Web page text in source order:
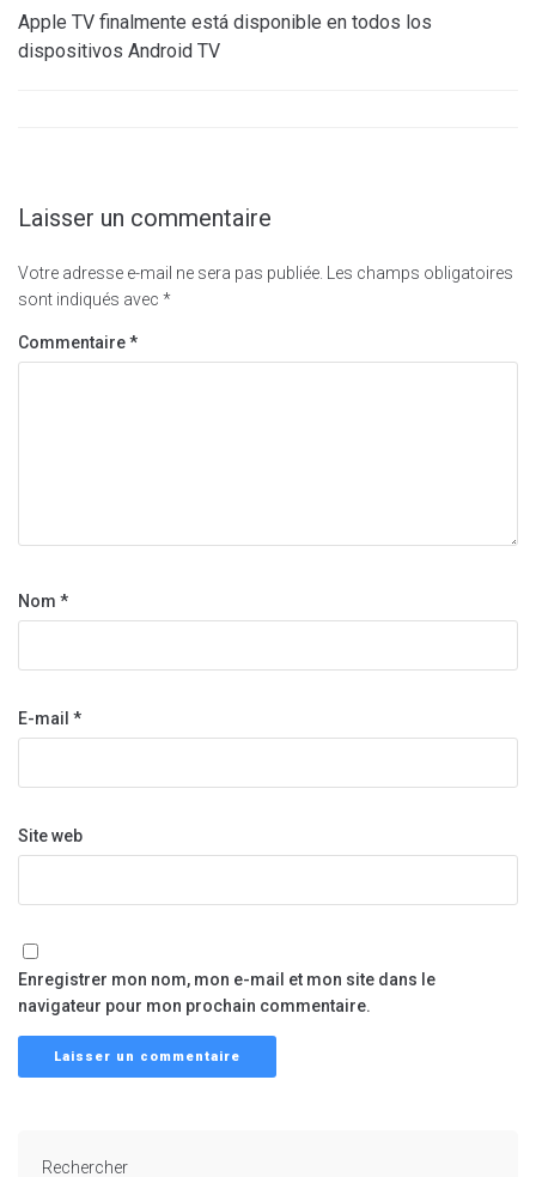
Apple TV finalmente está disponible en todos los
dispositivos Android TV
Laisser un commentaire
Votre adresse e-mail ne sera pas publiée.
Les champs obligatoires
sont indiqués avec *
Commentaire*
Nom *
E-mail *
Site web
Enregistrer mon nom, mon e-mail et mon site dans le
navigateur pour mon prochain commentaire.
Rechercher